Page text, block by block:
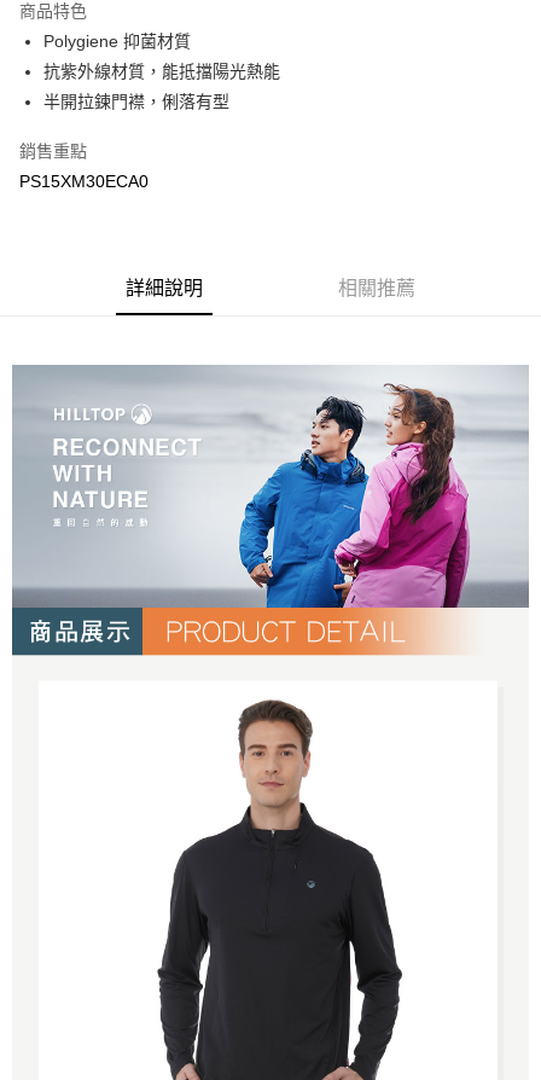
悠遊付
Google Pay
運送方式
宅配
每筆NT$399，滿NT$18,000(含以上)免運費
商品特色
Polygiene 抑菌材質
抗紫外線材質，能抵擋陽光熱能
半開拉鍊門襟，俐落有型
銷售重點
PS15XM30ECA0
詳細說明 相關推薦